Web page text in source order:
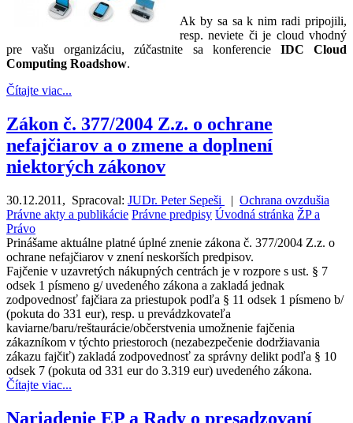
Ak by sa sa k nim radi pripojili,
resp. neviete či je cloud vhodný
pre vašu organizáciu, zúčastnite sa konferencie IDC Cloud
Computing Roadshow.
Čítajte viac...
Zákon č. 377/2004 Z.z. o ochrane
nefajčiarov a o zmene a doplnení
niektorých zákonov
30.12.2011 , Spracoval: JUDr. Peter Sepeši | Ochrana ovzdušia
Právne akty a publikácie Právne predpisy Úvodná stránka ŽP a
Právo
Prinášame aktuálne platné úplné znenie zákona č. 377/2004 Z.z. o
ochrane nefajčiarov v znení neskorších predpisov.
Fajčenie v uzavretých nákupných centrách je v rozpore s ust. § 7
odsek 1 písmeno g/ uvedeného zákona a zakladá jednak
zodpovednosť fajčiara za priestupok podľa § 11 odsek 1 písmeno b/
(pokuta do 331 eur), resp. u prevádzkovateľa
kaviarne/baru/reštaurácie/občerstvenia umožnenie fajčenia
zákazníkom v týchto priestoroch (nezabezpečenie dodržiavania
zákazu fajčiť) zakladá zodpovednosť za správny delikt podľa § 10
odsek 7 (pokuta od 331 eur do 3.319 eur) uvedeného zákona.
Čítajte viac...
Nariadenie EP a Rady o presadzovaní